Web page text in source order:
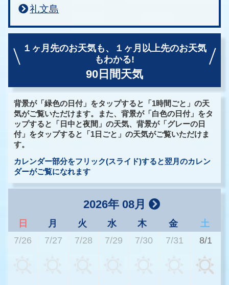
礼文島
１ヶ月先のお天気も、
１ヶ月以上先のお天気
もわかる!
90日間天気
背景が「緑色の日付」をタップすると「1時間ごと」の天
気がご覧いただけます。また、背景が「白色の日付」をタ
ップすると「日中と夜間」の天気、背景が「グレーの日
付」をタップすると「1日ごと」の天気がご覧いただけま
す。
カレンダー部分をフリック(スライド)すると翌月のカレン
ダーがご覧になれます
2026年 08月
日 月 火 水 木 金
土
7/26
7/27 7/28 7/29 7/30 7/31 8/1